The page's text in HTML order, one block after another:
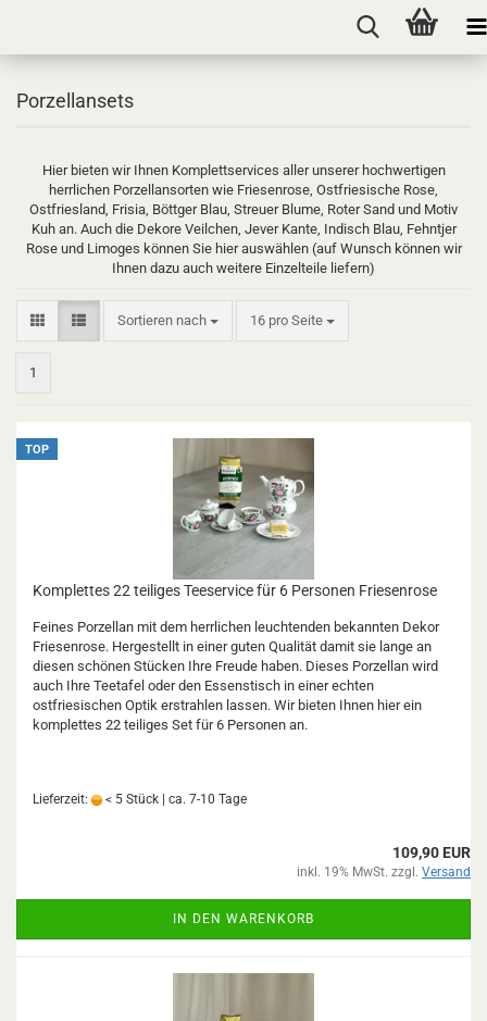
Porzellansets
Hier bieten wir Ihnen Komplettservices aller unserer hochwertigen
herrlichen Porzellansorten wie Friesenrose, Ostfriesische Rose,
Ostfriesland, Frisia, Böttger Blau, Streuer Blume, Roter Sand und Motiv
Kuh an. Auch die Dekore Veilchen, Jever Kante, Indisch Blau, Fehntjer
Rose und Limoges können Sie hier auswählen (auf Wunsch können wir
Ihnen dazu auch weitere Einzelteile liefern)
Sortieren nach
Sortieren nach 16 pro Seite
pro Seite
1
TOP
Komplettes 22 teiliges Teeservice für 6 Personen Friesenrose
Feines Porzellan mit dem herrlichen leuchtenden bekannten Dekor
Friesenrose. Hergestellt in einer guten Qualität damit sie lange an
diesen schönen Stücken Ihre Freude haben. Dieses Porzellan wird
auch Ihre Teetafel oder den Essenstisch in einer echten
ostfriesischen Optik erstrahlen lassen. Wir bieten Ihnen hier ein
komplettes 22 teiliges Set für 6 Personen an.
Lieferzeit: < 5 Stück | ca. 7-10 Tage
109,90 EUR
inkl. 19% MwSt. zzgl. Versand
IN DEN WARENKORB